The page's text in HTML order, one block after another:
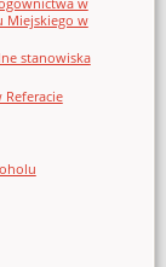
Miejskiego w
stanowiska